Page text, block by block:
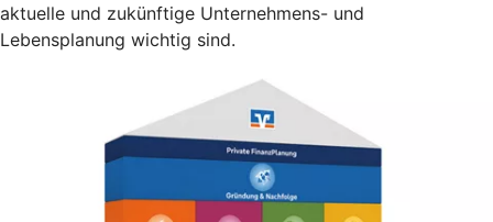
aktuelle und zukünftige Unternehmens- und
Lebensplanung wichtig sind.